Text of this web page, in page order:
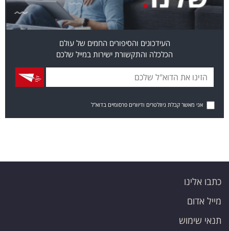
העידכונים והסיפורים החמים של עולם
הכלכלה והתקשורת ישירות במייל שלכם
אני מאשר קבלת ניוזלטרים ודיוורים פרסומיים בדוא"ל
כתבו אלינו
מייל אדום
תנאי שימוש